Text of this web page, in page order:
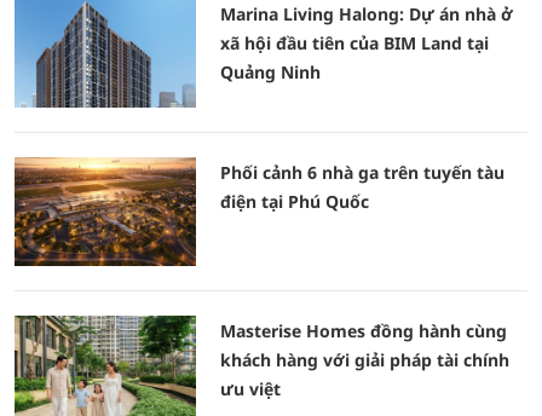
Marina Living Halong: Dự án nhà ở
xã hội đầu tiên của BIM Land tại
Quảng Ninh
Phối cảnh 6 nhà ga trên tuyến tàu
điện tại Phú Quốc
Masterise Homes đồng hành cùng
khách hàng với giải pháp tài chính
ưu việt